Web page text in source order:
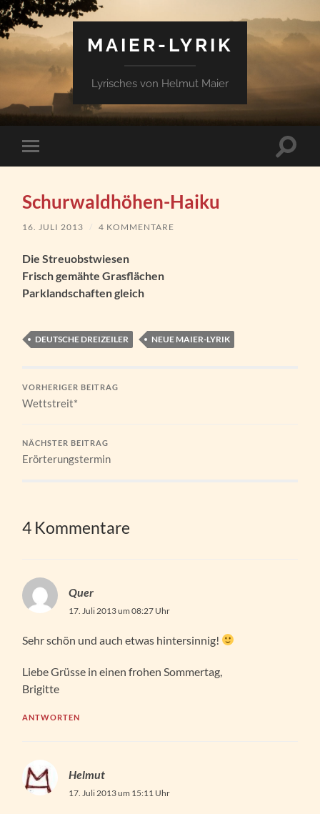
MAIER-LYRIK
Lyrisches von Helmut Maier
Mobile-
Menü
Schurwaldhöhen-Haiku
16. JULI 2013 / 4 KOMMENTARE
Die Streuobstwiesen
Frisch gemähte Grasflächen
Parklandschaften gleich
DEUTSCHE DREIZEILER NEUE MAIER-LYRIK
VORHERIGER BEITRAG
Wettstreit*
NÄCHSTER BEITRAG
Erörterungstermin
4 Kommentare
Quer
17. Juli 2013 um 08:27 Uhr
Sehr schön und auch etwas hintersinnig!
Liebe Grüsse in einen frohen Sommertag,
Brigitte
ANTWORTEN
Helmut
17. Juli 2013 um 15:11 Uhr